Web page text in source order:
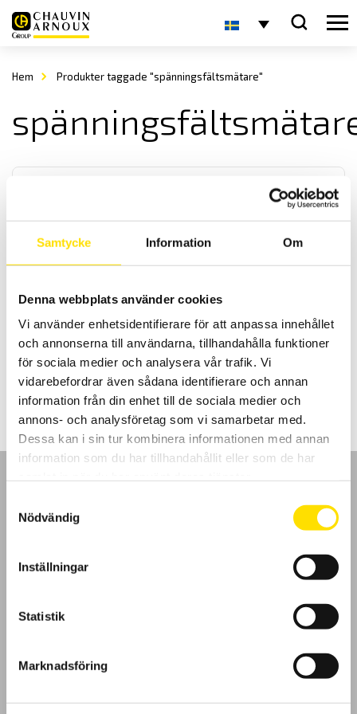
Samtycke Information Om
Denna webbplats använder cookies
Vi använder enhetsidentifierare för att anpassa innehållet
och annonserna till användarna, tillhandahålla funktioner
för sociala medier och analysera vår trafik. Vi
vidarebefordrar även sådana identifierare och annan
information från din enhet till de sociala medier och
annons- och analysföretag som vi samarbetar med.
Dessa kan i sin tur kombinera informationen med annan
information som du har tillhandahållit eller som de har
Nödvändig
Inställningar
Statistik
Marknadsföring
Hem Produkter taggade "spänningsfältsmätare"
störning genererad av elnätet samt om ansluten utrustning stör
2,235.00 kr –4,050.00krPrisintervall:
2,235.00 kr
4,050.00 kr
LÄS MER
Kundundersökning